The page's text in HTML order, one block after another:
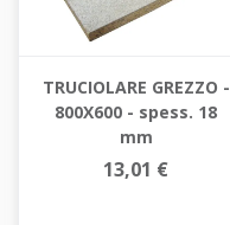
TRUCIOLARE GREZZO -
800X600 - spess. 18
mm
13,01 €